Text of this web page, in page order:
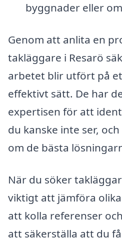
byggnader eller
Genom att anlita en
takläggare i Resarö
arbetet blir utfört på
effektivt sätt. De har
expertisen för att
du kanske inte ser,
om de bästa
När du söker
viktigt att jämföra
att kolla referenser
att säkerställa att du